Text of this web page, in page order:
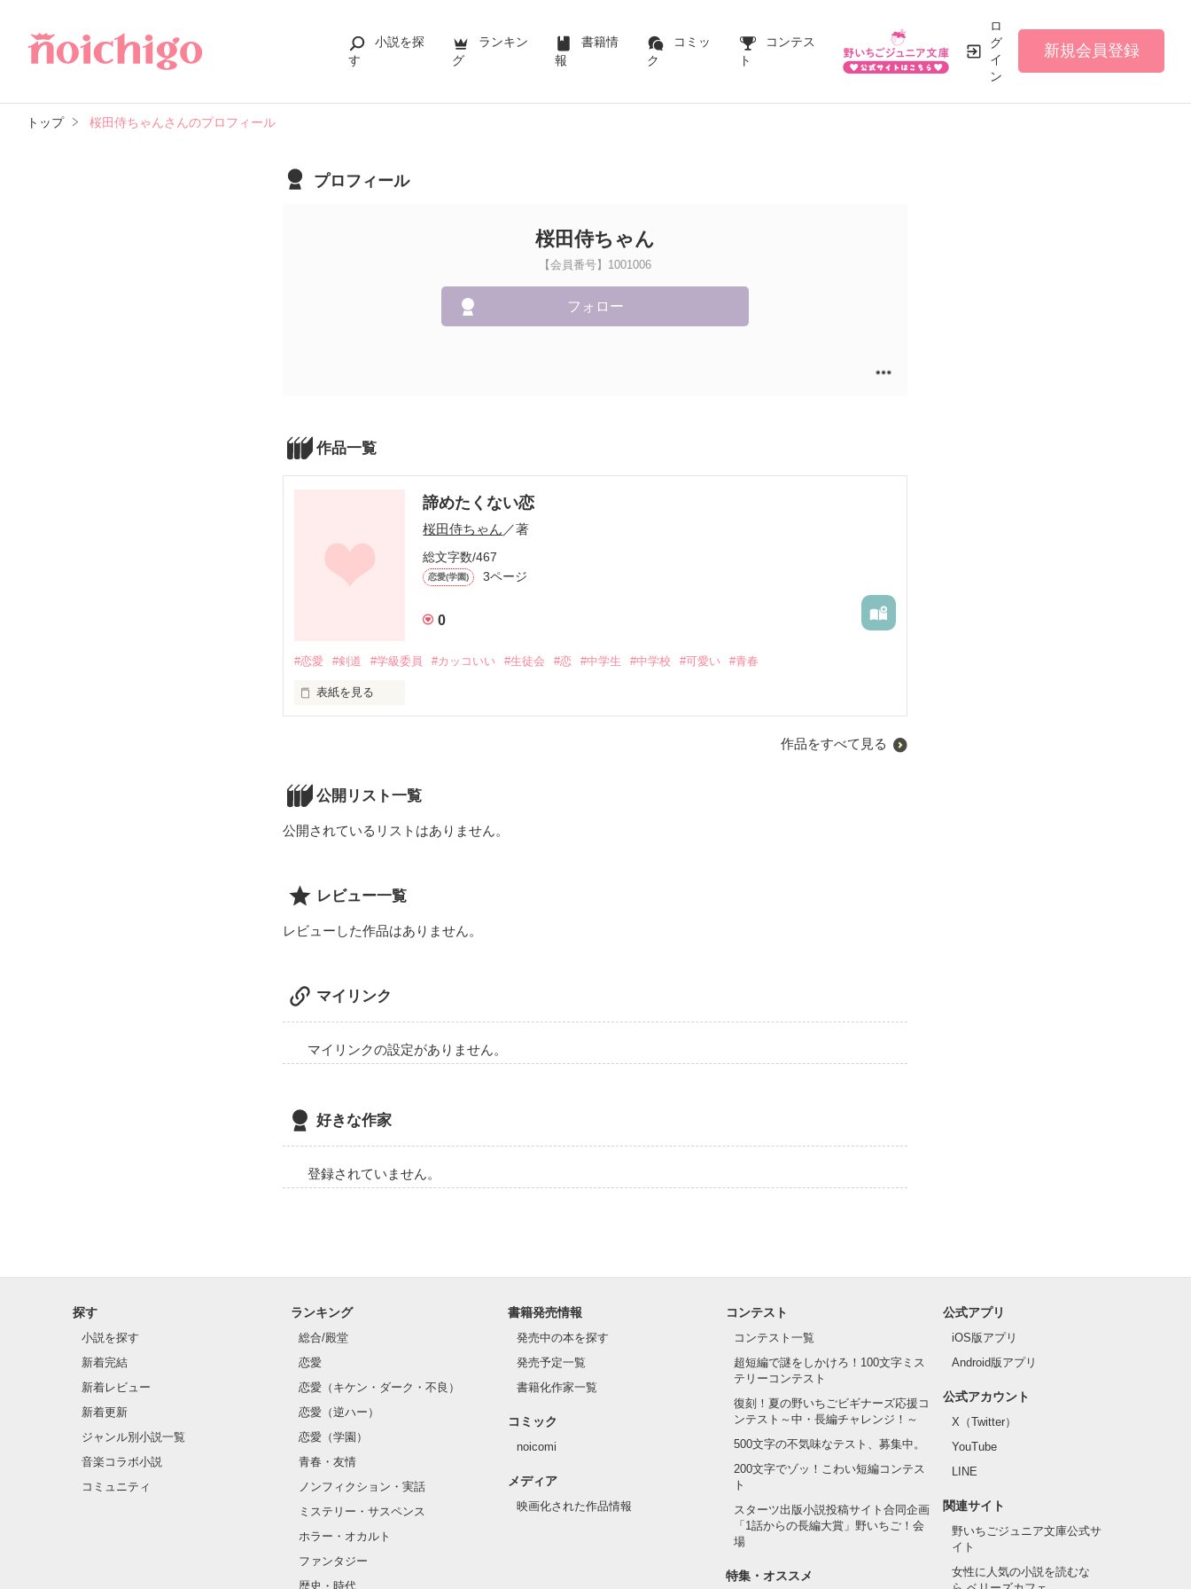
小説を探
す
ランキン
グ
書籍情
報
コミッ
ク
コンテス
ト
ロ
グ
イ
ン
新規会員登録
トップ 桜田侍ちゃんさんのプロフィール
プロフィール
桜田侍ちゃん
【会員番号】1001006
フォロー
作品一覧
諦めたくない恋
桜田侍ちゃん／著
総文字数/467
恋愛(学園) 3ページ
0
#恋愛 #剣道 #学級委員 #カッコいい #生徒会 #恋 #中学生 #中学校 #可愛い #青春
表紙を見る
作品をすべて見る
公開リスト一覧
公開されているリストはありません。
レビュー一覧
レビューした作品はありません。
マイリンク
マイリンクの設定がありません。
好きな作家
登録されていません。
探す
小説を探す
新着完結
新着レビュー
新着更新
ジャンル別小説一覧
音楽コラボ小説
コミュニティ
ランキング
総合/殿堂
恋愛
恋愛（キケン・ダーク・不良）
恋愛（逆ハー）
恋愛（学園）
青春・友情
ノンフィクション・実話
ミステリー・サスペンス
ホラー・オカルト
ファンタジー
歴史・時代
書籍発売情報
発売中の本を探す
発売予定一覧
書籍化作家一覧
コミック
noicomi
メディア
映画化された作品情報
コンテスト
コンテスト一覧
超短編で謎をしかけろ！100文字ミス
テリーコンテスト
復刻！夏の野いちごビギナーズ応援コ
ンテスト～中・長編チャレンジ！～
500文字の不気味なテスト、募集中。
200文字でゾッ！こわい短編コンテス
ト
スターツ出版小説投稿サイト合同企画
「1話からの長編大賞」野いちご！会
場
特集・オススメ
公式アプリ
iOS版アプリ
Android版アプリ
公式アカウント
X（Twitter）
YouTube
LINE
関連サイト
野いちごジュニア文庫公式サ
イト
女性に人気の小説を読むな